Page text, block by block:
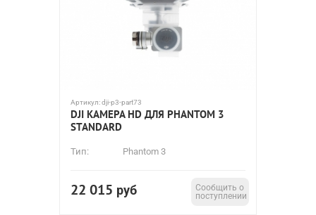
Артикул:dji-p3-part73
DJI КАМЕРА HD ДЛЯ PHANTOM 3
STANDARD
Тип: Phantom 3
22 015 руб
Сообщить о
поступлении